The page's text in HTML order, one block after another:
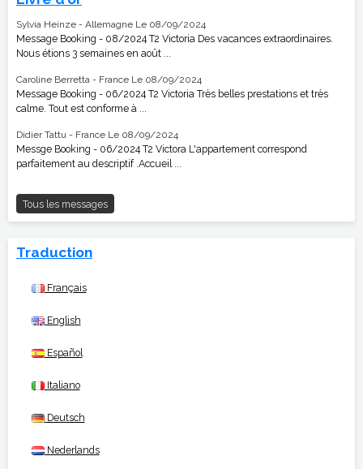
Sylvia Heinze - Allemagne Le 08/09/2024
Message Booking - 08/2024 T2 Victoria Des vacances extraordinaires.
Nous étions 3 semaines en août ...
Caroline Berretta - France Le 08/09/2024
Message Booking - 06/2024 T2 Victoria Très belles prestations et très
calme. Tout est conforme à ...
Didier Tattu - France Le 08/09/2024
Messge Booking - 06/2024 T2 Victora L'appartement correspond
parfaitement au descriptif .Accueil ...
Tous les messages
Traduction
Français
English
Español
Italiano
Deutsch
Nederlands